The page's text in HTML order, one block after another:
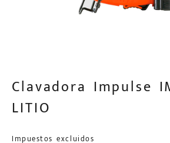
Clavadora Impulse
LITIO
Impuestos excluidos